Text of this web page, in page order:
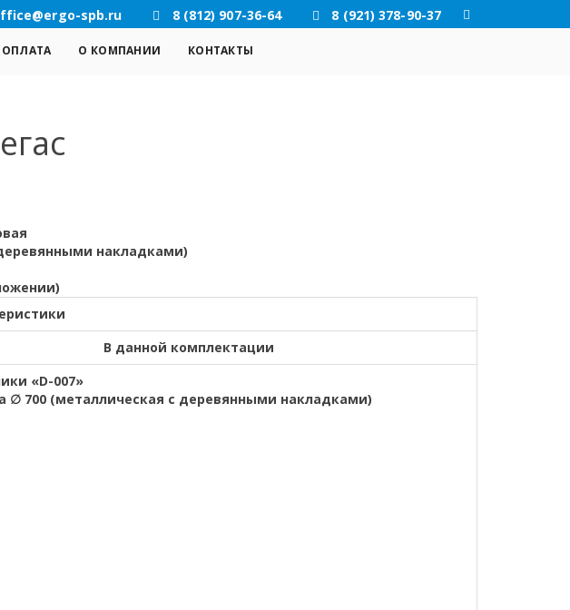
spb.ru 8 (812) 907-36-64 8 (921) 378-90-37
ОПЛАТА О КОМПАНИИ КОНТАКТЫ
накладками)
В данной комплектации
«D-007»
∅ 700 (металлическая с деревянными накладками)